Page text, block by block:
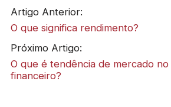
Artigo Anterior:
O que significa rendimento?
Próximo Artigo:
O que é tendência de mercado
financeiro?